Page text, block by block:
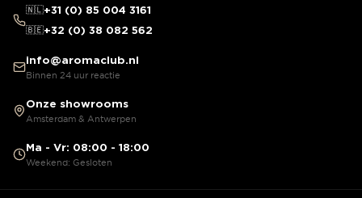
🇳🇱+31 (0) 85 004 3161
🇧🇪+32 (0) 38 082 562
info@aromaclub.nl
Binnen 24 uur reactie
Onze showrooms
Amsterdam & Antwerpen
Ma - Vr: 08:00 - 18:00
Weekend: Gesloten